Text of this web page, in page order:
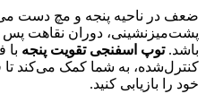
ضعف در ناحیه پنجه و مچ دست
پشت‌میزنشینی، دوران نقاهت
باشد.توپ اسفنجی تقویت پنجه با
کنترل‌شده، به شما کمک می‌کند
خود را بازیابی کنید.